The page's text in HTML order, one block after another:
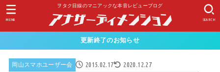
ヲタク目線のマニアックな本音レビューブログ
SEARCH
MENU
更新終了のお知らせ
岡山スマホユーザー会 2015.02.17 2020.12.27